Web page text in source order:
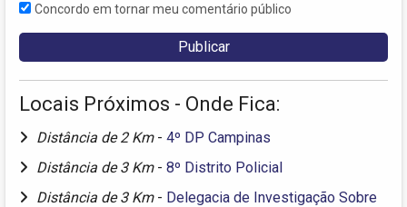
Concordo em tornar meu comentário público
Locais Próximos - Onde Fica:
Distância de 2 Km - 4º DP Campinas
Distância de 3 Km - 8º Distrito Policial
Distância de 3 Km - Delegacia de Investigação Sobre